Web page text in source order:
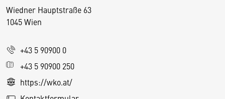
Wiedner Hauptstraße 63
1045 Wien
+43 5 90900 0
+43 5 90900 250
https://wko.at/
D
s
e
S
e